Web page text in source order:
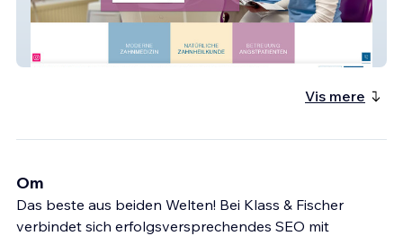
Zahnarzt Leipzig
Vis mere
Om
Das beste aus beiden Welten! Bei Klass & Fischer
verbindet sich erfolgsversprechendes SEO mit